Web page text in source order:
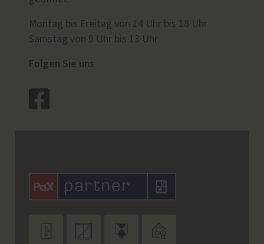
Montag bis Freitag von 14 Uhr bis 18 Uhr
Samstag von 9 Uhr bis 13 Uhr
Folgen Sie uns
  